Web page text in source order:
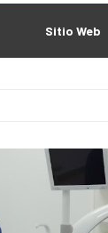
Sitio Web